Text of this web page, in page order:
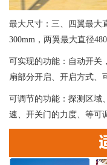
最大尺寸：三、四翼最大
300mm，两翼最大直径
可实现的功能：自动开关
扇部分开启、开启方式、
可调节的功能：探测区域
速、开关门的力度、等可